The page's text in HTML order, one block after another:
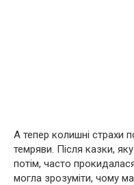
А тепер колишні страхи
темряви. Після казки,
потім, часто
могла зрозуміти, чому